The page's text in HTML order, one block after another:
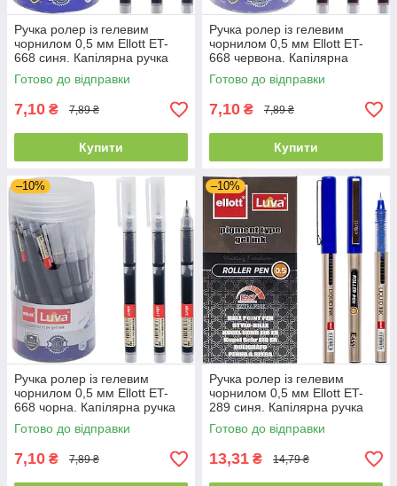
Ручка ролер із гелевим
чорнилом 0,5 мм Ellott ET-
668 синя. Капілярна ручка
Готово до відправки
7,10 ₴ 7,89 ₴
Купити
Ручка ролер із гелевим
чорнилом 0,5 мм Ellott ET-
668 червона. Капілярна
ручка
Готово до відправки
7,10 ₴ 7,89 ₴
Купити
–10%
Ручка ролер із гелевим
чорнилом 0,5 мм Ellott ET-
668 чорна. Капілярна ручка
Готово до відправки
7,10 ₴ 7,89 ₴
–10%
Ручка ролер із гелевим
чорнилом 0,5 мм Ellott ET-
289 синя. Капілярна ручка
Готово до відправки
13,31 ₴ 14,79 ₴